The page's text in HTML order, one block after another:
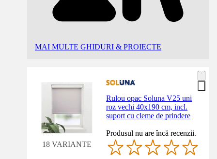
MAI MULTE GHIDURI & PROIECTE
18 VARIANTE
Rulou opac Soluna V25 uni
roz vechi 40x190 cm, incl.
suport cu cleme de prindere
Produsul nu are încă recenzii.